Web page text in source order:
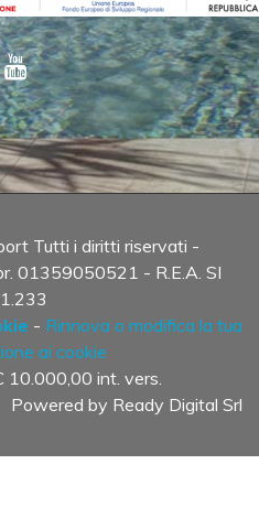
Tutti i diritti riservati -
01359050521 - R.E.A. SI
- Rinnova o modifica la tua
ai cookie
10.000,00 int. vers.
Powered by Ready Digital Srl